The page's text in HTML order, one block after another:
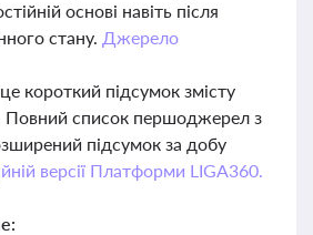
основі навіть після
стану. Джерело
короткий підсумок змісту
Повний список першоджерел з
підсумок за добу
версії Платформи LIGA360.